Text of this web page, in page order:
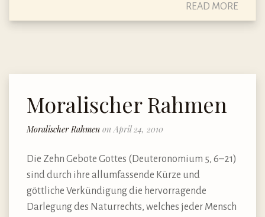
READ MORE
Moralischer Rahmen
Moralischer Rahmen on April 24, 2010
Die Zehn Gebote Gottes (Deuteronomium 5, 6–21)
sind durch ihre allumfassende Kürze und
göttliche Verkündigung die hervorragende
Darlegung des Naturrechts, welches jeder Mensch